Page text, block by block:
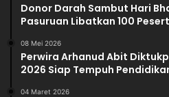
Donor Darah Sambut Hari
Pasuruan Libatkan 100
08 Mei 2026
Perwira Arhanud Abit
2026 Siap Tempuh
04 Maret 2026